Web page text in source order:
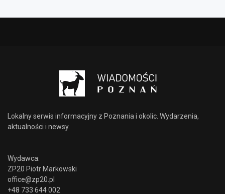
Lokalny serwis informacyjny z Poznania i okolic. Wydarzenia,
aktualności i newsy.
Wydawca:
ZP20 Piotr Markowski
office@zp20.pl
+48 733 644 002